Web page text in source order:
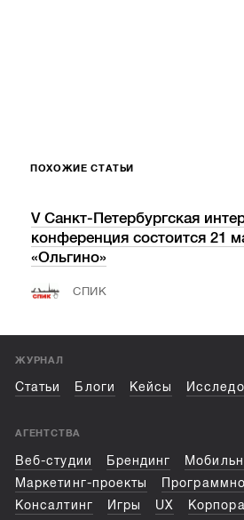
ПОХОЖИЕ СТАТЬИ
V Санкт-Петербургская
конференция состоится 21
«Ольгино»
СПИК
ЖУРНАЛ
Статьи Блоги Кейсы
АГЕНТСТВА
Веб-студии Брендинг
Маркетинг-проекты
Консалтинг
Игры UX